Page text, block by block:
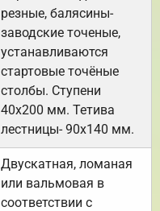
резные, балясины-
заводские точеные,
устанавливаются
стартовые точёные
столбы. Ступени
40х200 мм. Тетива
лестницы- 90х140 мм.
Двускатная, ломаная
или вальмовая в
соответствии с